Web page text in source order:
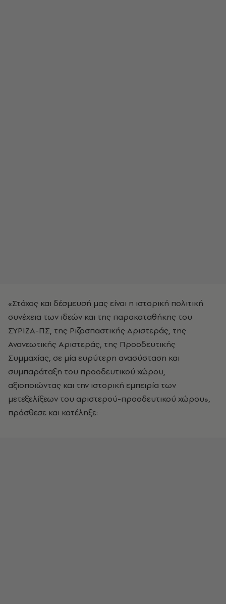
«Στόχος και δέσμευσή μας είναι η ιστορική πολιτική
συνέχεια των ιδεών και της παρακαταθήκης του
ΣΥΡΙΖΑ-ΠΣ, της Ριζοσπαστικής Αριστεράς, της
Ανανεωτικής Αριστεράς, της Προοδευτικής
Συμμαχίας, σε μία ευρύτερη ανασύσταση και
συμπαράταξη του προοδευτικού χώρου,
αξιοποιώντας και την ιστορική εμπειρία των
μετεξελίξεων του αριστερού-προοδευτικού χώρου»,
πρόσθεσε και κατέληξε: